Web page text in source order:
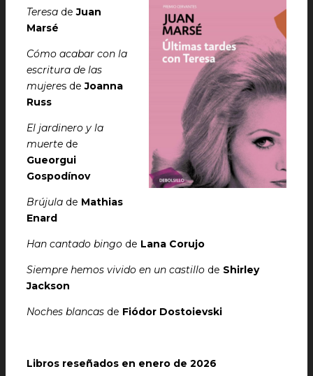
Teresa deJuan
Marsé
Cómo acabar con la
escritura de las
mujeres deJoanna
Russ
El jardinero y la
muerte de
Gueorgui
Gospodínov
Brújula de Mathias
Enard
Han cantado bingo de Lana Corujo
Siempre hemos vivido en un castillo de Shirley
Jackson
Noches blancas de Fiódor Dostoievski
Libros reseñados en enero de 2026